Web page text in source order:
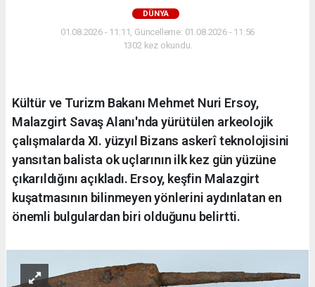
DÜNYA
01.08.2026 - 11:11, Güncelleme: 01.08.2026 - 11:56
1302 kez okundu.
Kültür ve Turizm Bakanı Mehmet Nuri Ersoy,
Malazgirt Savaş Alanı'nda yürütülen arkeolojik
çalışmalarda XI. yüzyıl Bizans askerî teknolojisini
yansıtan balista ok uçlarının ilk kez gün yüzüne
çıkarıldığını açıkladı. Ersoy, keşfin Malazgirt
kuşatmasının bilinmeyen yönlerini aydınlatan en
önemli bulgulardan biri olduğunu belirtti.